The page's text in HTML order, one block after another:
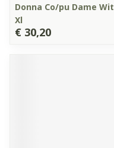
Donna Co/pu Dame Wit
Xl
€ 30,20